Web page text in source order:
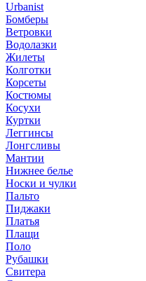
Urbanist
Бомберы
Ветровки
Водолазки
Жилеты
Колготки
Корсеты
Костюмы
Косухи
Куртки
Леггинсы
Лонгсливы
Мантии
Нижнее белье
Носки и чулки
Пальто
Пиджаки
Платья
Плащи
Поло
Рубашки
Свитера